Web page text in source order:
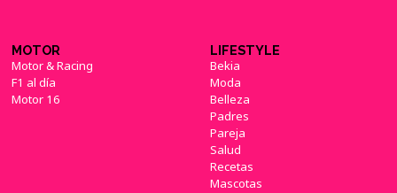
MOTOR
Motor & Racing
F1 al día
Motor 16
LIFESTYLE
Bekia
Moda
Belleza
Padres
Pareja
Salud
Recetas
Mascotas